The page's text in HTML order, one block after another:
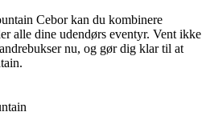
Cebor kan du kombinere
alle dine udendørs eventyr. Vent ikke
nu, og gør dig klar til at